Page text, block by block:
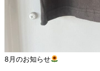
8月のお知らせ